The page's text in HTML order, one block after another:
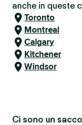
anche in queste
Toronto
Montreal
Calgary
Kitchener
Windsor
Ci sono un